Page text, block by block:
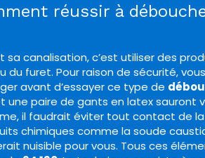
réussir à
sa canalisation, c’est utiliser des
du furet. Pour raison de sécurité,
avant d’essayer ce type de
paire de gants en latex sauront
il faudrait éviter tout contact de
chimiques comme la soude
nuisible pour vous. Tous ces